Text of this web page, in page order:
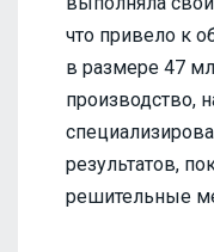
что привело к
в размере 47
производство,
результатов,
решительные